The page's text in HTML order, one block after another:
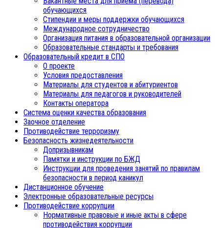
обучающихся
Стипендии и меры поддержки обучающихся
Международное сотрудничество
Организация питания в образовательной организации
Образовательные стандарты и требования
Образовательный кредит в СПО
О проекте
Условия предоставления
Материалы для студентов и абитуриентов
Материалы для педагогов и руководителей
Контакты оператора
Система оценки качества образования
Заочное отделение
Противодействие терроризму
Безопасность жизнедеятельности
Допризывникам
Памятки и инструкции по БЖД
Инструкции для проведения занятий по правилам
безопасности в период каникул
Дистанционное обучение
Электронные образовательные ресурсы
Противодействие коррупции
Нормативные правовые и иные акты в сфере
противодействия коррупции